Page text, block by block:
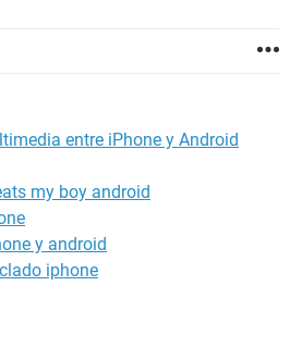
entre iPhone y Android
my boy android
y android
iphone